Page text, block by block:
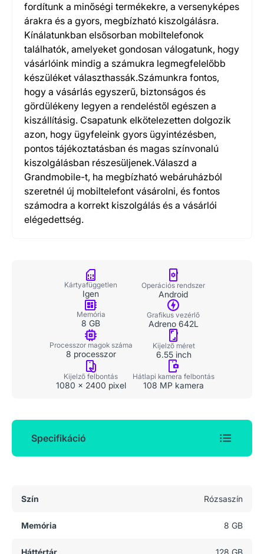
fordítunk a minőségi termékekre, a versenyképes
árakra és a gyors, megbízható kiszolgálásra.
Kínálatunkban elsősorban mobiltelefonok
találhatók, amelyeket gondosan válogatunk, hogy
vásárlóink mindig a számukra legmegfelelőbb
készüléket választhassák.Számunkra fontos,
hogy a vásárlás egyszerű, biztonságos és
gördülékeny legyen a rendeléstől egészen a
kiszállításig. Csapatunk elkötelezetten dolgozik
azon, hogy ügyfeleink gyors ügyintézésben,
pontos tájékoztatásban és magas színvonalú
kiszolgálásban részesüljenek.Válaszd a
Grandmobile-t, ha megbízható webáruházból
szeretnél új mobiltelefont vásárolni, és fontos
számodra a korrekt kiszolgálás és a vásárlói
elégedettség.
Kártyafüggetlen
Igen
Operációs rendszer
Android
Memória
8 GB
Grafikus vezérlő
Adreno 642L
Processzor magok száma
8 processzor
Kijelző méret
6.55 inch
Kijelző felbontás
1080 x 2400 pixel
Hátlapi kamera felbontás
108 MP kamera
Specifikáció
Szín Rózsaszín
Memória 8 GB
Háttértár 128 GB